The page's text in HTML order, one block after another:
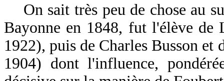
On sait très peu de chose au
Bayonne en 1848, fut l'élève de
1922), puis de Charles Busson
1904) dont l'influence,